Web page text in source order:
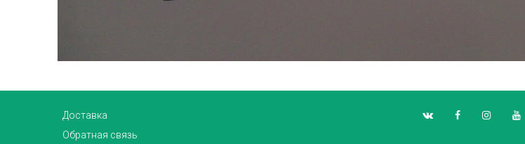
Доставка
Обратная связь